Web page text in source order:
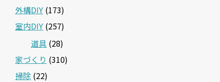
外構DIY (173)
室内DIY (257)
道具 (28)
家づくり (310)
掃除 (22)